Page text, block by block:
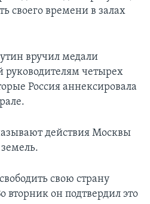
своего времени в залах
вручил медали
четырех
Россия аннексировала
действия Москвы
свою страну
он подтвердил это